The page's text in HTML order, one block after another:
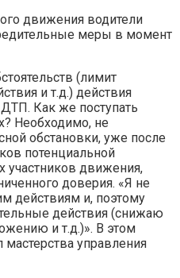
движения водители
меры в момент
(лимит
и т.д.) действия
Как же поступать
Необходимо, не
обстановки, уже после
потенциальной
участников движения,
доверия. «Я не
действиям и, поэтому
действия (снижаю
и т.д.)». В этом
мастерства управления